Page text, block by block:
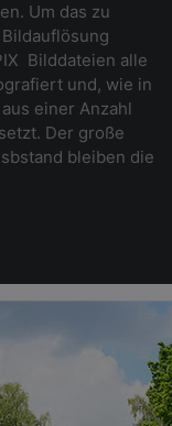
Um das zu
Bilddateien alle
und, wie in
einer Anzahl
Der große
bleiben die